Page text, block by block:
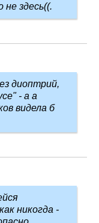
здесь((.
диоптрий,
- а а
видела б
никогда -